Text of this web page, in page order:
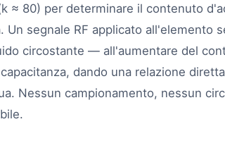
≈ 80) per determinare il contenuto
Un segnale RF applicato all'elemento
circostante — all'aumentare del
dando una relazione
Nessun campionamento, nessun